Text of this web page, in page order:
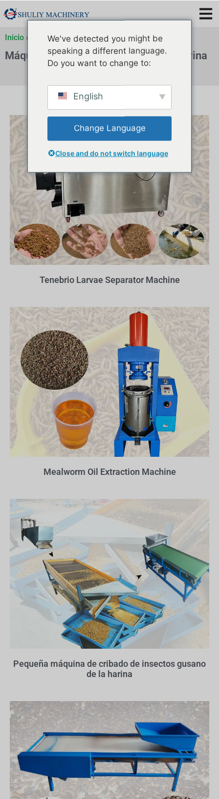
Inicio » Máquina separadora de gusanos de harina
Máquina separadora de gusanos de harina
Tenebrio Larvae Separator Machine
Mealworm Oil Extraction Machine
Pequeña máquina de cribado de insectos gusano
de la harina
We've detected you might be
speaking a different language.
Do you want to change to:
English
Change Language
Close and do not switch language